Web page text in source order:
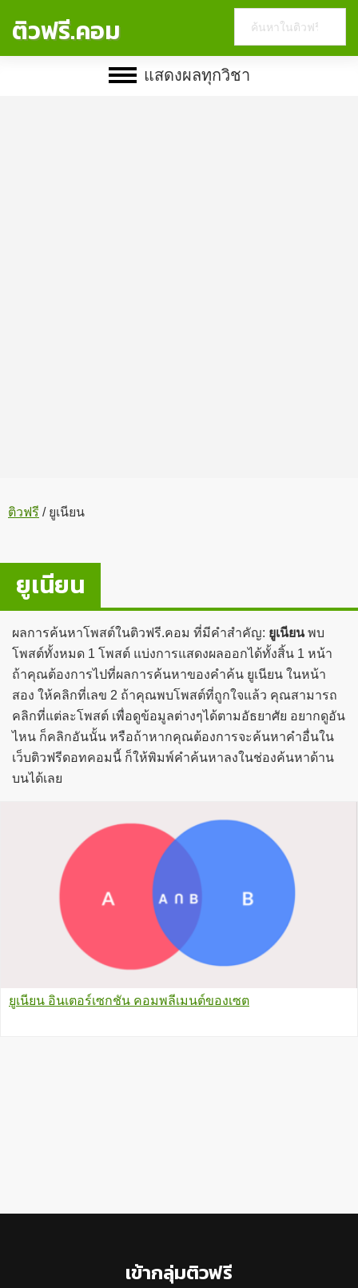
ติวฟรี.คอม
website
แสดงผลทุกวิชา
ติวฟรี /ยูเนียน
ยูเนียน
ผลการค้นหาโพสต์ในติวฟรี.คอม ที่มีคำสำคัญ: ยูเนียนพบ
โพสต์ทั้งหมด 1 โพสต์ แบ่งการแสดงผลออกได้ทั้งสิ้น 1 หน้า
ถ้าคุณต้องการไปที่ผลการค้นหาของคำค้น ยูเนียน ในหน้า
สอง ให้คลิกที่เลข 2 ถ้าคุณพบโพสต์ที่ถูกใจแล้ว คุณสามารถ
คลิกที่แต่ละโพสต์ เพื่อดูข้อมูลต่างๆได้ตามอัธยาศัย อยากดูอัน
ไหน ก็คลิกอันนั้น หรือถ้าหากคุณต้องการจะค้นหาคำอื่นใน
เว็บติวฟรีดอทคอมนี้ ก็ให้พิมพ์คำค้นหาลงในช่องค้นหาด้าน
บนได้เลย
ยูเนียน อินเตอร์เซกชัน คอมพลีเมนต์ของเซต
เข้ากลุ่มติวฟรี